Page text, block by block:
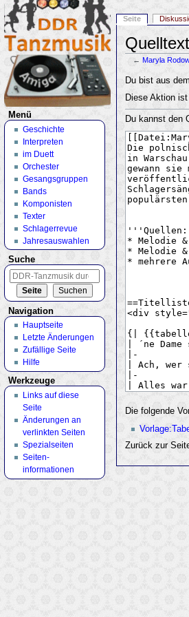
← Maryla
Du bist aus
Diese Aktion
Du kannst den
Die folgende
Zurück zur
Seite
Menü
Geschichte
Interpreten
im Duett
Orchester
Gesangsgruppen
Bands
Komponisten
Texter
Schlagerrevue
Jahresauswahlen
Suche
Navigation
Hauptseite
Letzte Änderungen
Zufällige Seite
Hilfe
Werkzeuge
Links auf diese
Seite
Änderungen an
verlinkten Seiten
Spezialseiten
Seiten­
informationen